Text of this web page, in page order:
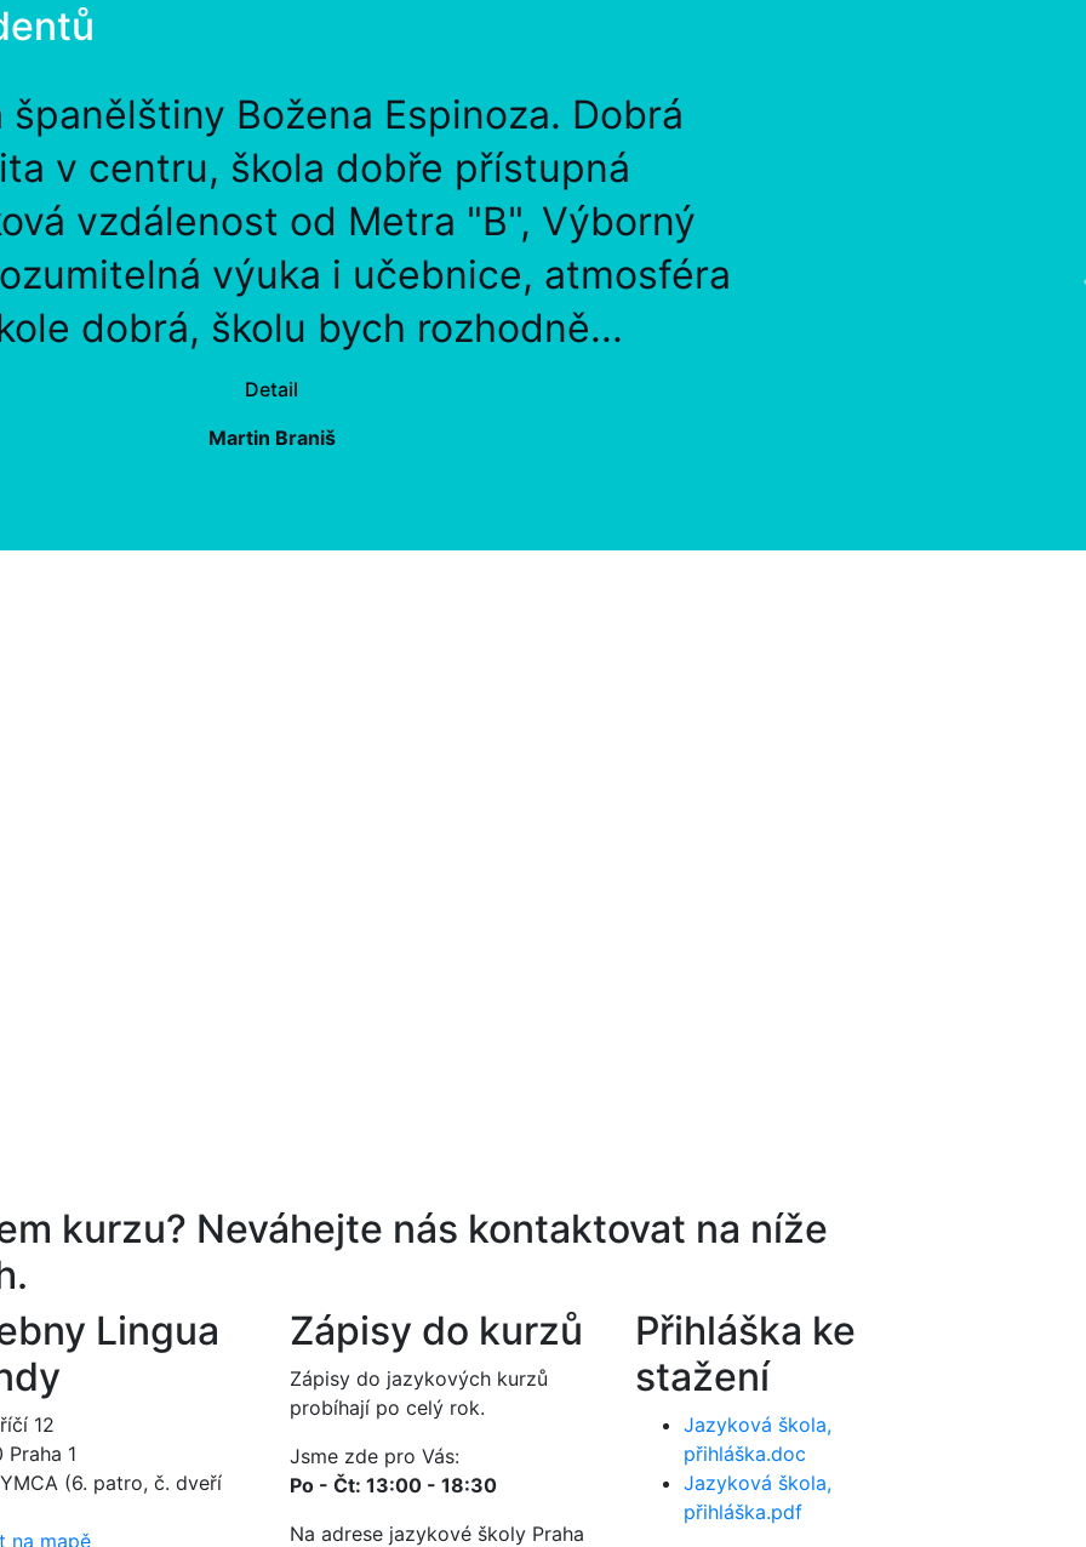
španělštiny Božena Espinoza. Dobrá
v centru, škola dobře přístupná
vzdálenost od Metra "B", Výborný
výuka i učebnice, atmosféra
dobrá, školu bych rozhodně...
Detail
Martin Braniš
kurzu? Neváhejte nás kontaktovat na níže
Lingua
12
Praha 1
(6. patro, č. dveří
na mapě
Zápisy do kurzů
Zápisy do jazykových kurzů
probíhají po celý rok.
Jsme zde pro Vás:
Po - Čt: 13:00 - 18:30
Na adrese jazykové školy Praha
Přihláška ke
stažení
Jazyková škola,
přihláška.doc
Jazyková škola,
přihláška.pdf